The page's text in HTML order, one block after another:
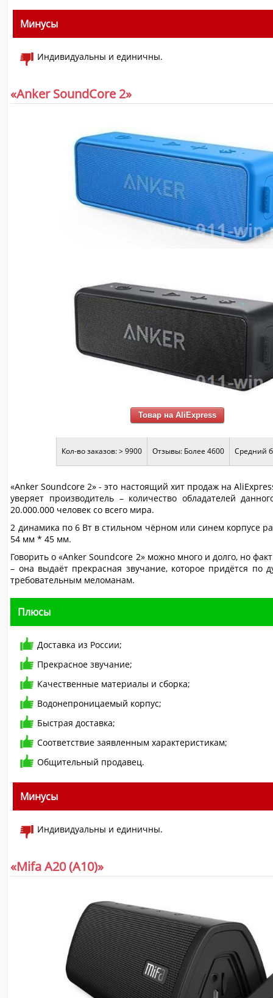
Минусы
Индивидуальны и единичны.
«Anker SoundCore 2»
Товар на AliExpress
Кол-во заказов: > 9900 Отзывы: Более 4600 Средний
«Anker Soundcore 2» - это настоящий хит продаж на
уверяет производитель – количество обладателей
20.000.000 человек со всего мира.
2 динамика по 6 Вт в стильном чёрном или синем корпусе
54 мм * 45 мм.
Говорить о «Anker Soundcore 2» можно много и долго, но
– она выдаёт прекрасная звучание, которое придётся по
требовательным меломанам.
Плюсы
Доставка из России;
Прекрасное звучание;
Качественные материалы и сборка;
Водонепроницаемый корпус;
Быстрая доставка;
Соответствие заявленным характеристикам;
Общительный продавец.
Минусы
Индивидуальны и единичны.
«Mifa A20 (А10)»